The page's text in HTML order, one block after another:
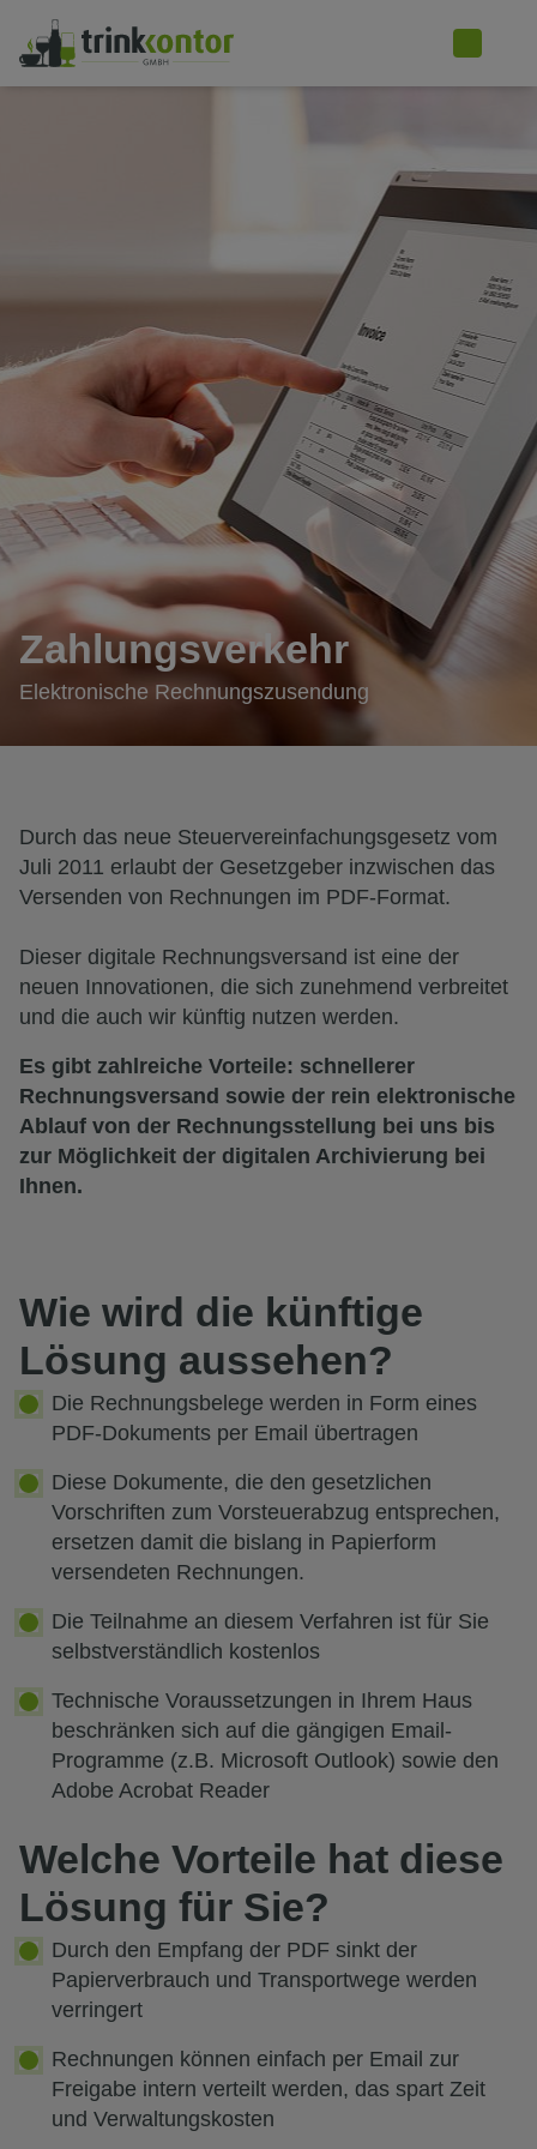
Zahlungsverkehr
Elektronische Rechnungszusendung
Durch das neue Steuervereinfachungsgesetz vom
Juli 2011 erlaubt der Gesetzgeber inzwischen das
Versenden von Rechnungen im PDF-Format.
Dieser digitale Rechnungsversand ist eine der
neuen Innovationen, die sich zunehmend verbreitet
und die auch wir künftig nutzen werden.
Es gibt zahlreiche Vorteile: schnellerer
Rechnungsversand sowie der rein elektronische
Ablauf von der Rechnungsstellung bei uns bis
zur Möglichkeit der digitalen Archivierung bei
Ihnen.
Wie wird die künftige
Lösung aussehen?
Die Rechnungsbelege werden in Form eines
PDF-Dokuments per Email übertragen
Diese Dokumente, die den gesetzlichen
Vorschriften zum Vorsteuerabzug entsprechen,
ersetzen damit die bislang in Papierform
versendeten Rechnungen.
Die Teilnahme an diesem Verfahren ist für Sie
selbstverständlich kostenlos
Technische Voraussetzungen in Ihrem Haus
beschränken sich auf die gängigen Email-
Programme (z.B. Microsoft Outlook) sowie den
Adobe Acrobat Reader
Welche Vorteile hat diese
Lösung für Sie?
Durch den Empfang der PDF sinkt der
Papierverbrauch und Transportwege werden
verringert
Rechnungen können einfach per Email zur
Freigabe intern verteilt werden, das spart Zeit
und Verwaltungskosten